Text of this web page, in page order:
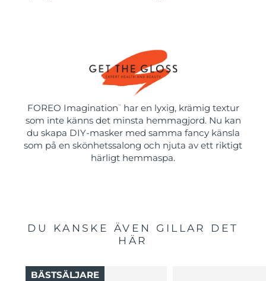
FOREO Imagination ™
har en lyxig, krämig textur
som inte känns det minsta hemmagjord. Nu kan
du skapa DIY-masker med samma fancy känsla
som på en skönhetssalong och njuta av ett riktigt
härligt hemmaspa.
DU KANSKE ÄVEN GILLAR DET
HÄR
BÄSTSÄLJARE